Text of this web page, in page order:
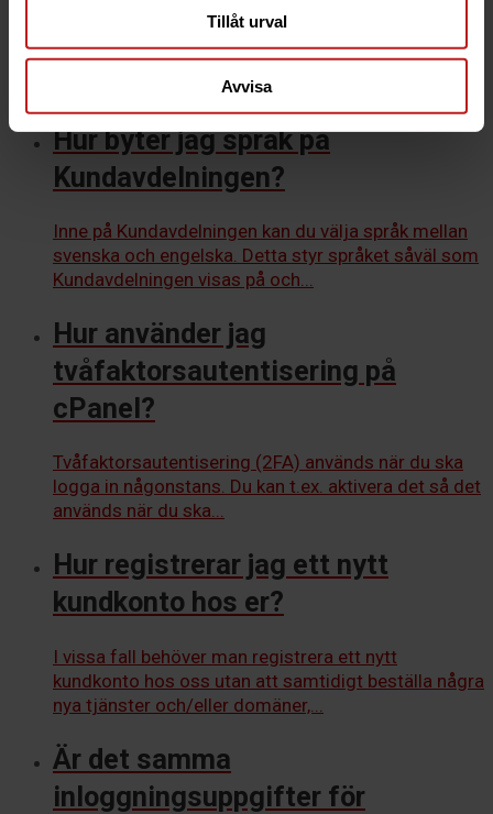
Tillåt urval
Avvisa
När du har en tjänst där du har tillgång till WHM kan
du logga in på alla cPanelkonton som du...
Hur byter jag språk på
Kundavdelningen?
Inne på Kundavdelningen kan du välja språk mellan
svenska och engelska. Detta styr språket såväl som
Kundavdelningen visas på och...
Hur använder jag
tvåfaktorsautentisering på
cPanel?
Tvåfaktorsautentisering (2FA) används när du ska
logga in någonstans. Du kan t.ex. aktivera det så det
används när du ska...
Hur registrerar jag ett nytt
kundkonto hos er?
I vissa fall behöver man registrera ett nytt
kundkonto hos oss utan att samtidigt beställa några
nya tjänster och/eller domäner,...
Är det samma
inloggningsuppgifter för